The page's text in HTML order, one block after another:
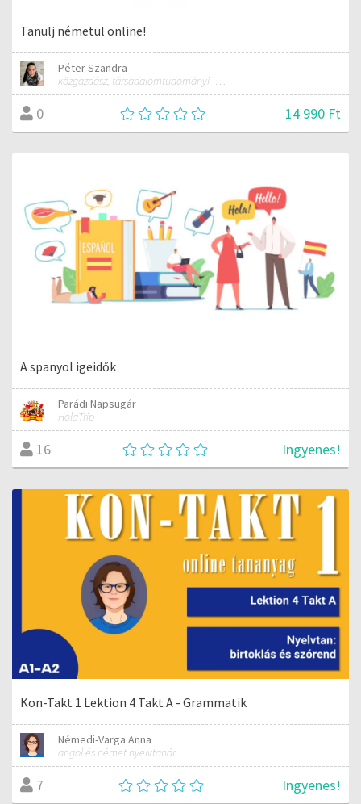
Tanulj németül online!
Péter Szandra
0 14 990 Ft
A spanyol igeidők
Parádi Napsugár
HolaTrip
16 Ingyenes!
Kon-Takt 1 Lektion 4 Takt A - Grammatik
Némedi-Varga Anna
angol és német nyelvtanár
7 Ingyenes!